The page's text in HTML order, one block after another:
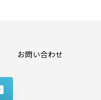
お問い合わせ